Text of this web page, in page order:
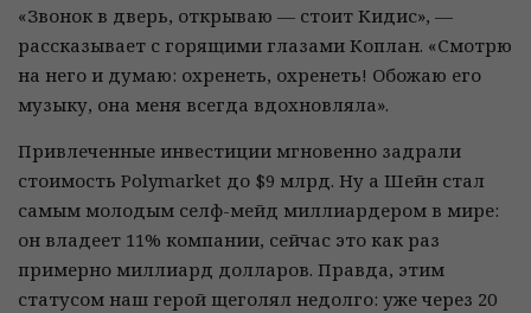
«Звонок в дверь, открываю — стоит Кидис», —
рассказывает с горящими глазами Коплан. «Смотрю
на него и думаю: охренеть, охренеть! Обожаю его
музыку, она меня всегда вдохновляла».
Привлеченные инвестиции мгновенно задрали
стоимость Polymarket до $9 млрд. Ну а Шейн стал
самым молодым селф-мейд миллиардером в мире:
он владеет 11% компании, сейчас это как раз
примерно миллиард долларов. Правда, этим
статусом наш герой щеголял недолго: уже через 20